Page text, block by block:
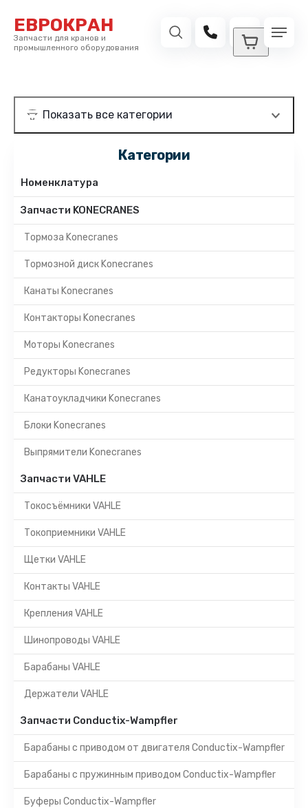
ЕВРОКРАН
Запчасти для кранов и
промышленного оборудования
Категории
Номенклатура
Запчасти KONECRANES
Тормоза Konecranes
Тормозной диск Konecranes
Канаты Konecranes
Контакторы Konecranes
Моторы Konecranes
Редукторы Konecranes
Канатоукладчики Konecranes
Блоки Konecranes
Выпрямители Konecranes
Запчасти VAHLE
Токосъёмники VAHLE
Токоприемники VAHLE
Щетки VAHLE
Контакты VAHLE
Крепления VAHLE
Шинопроводы VAHLE
Барабаны VAHLE
Держатели VAHLE
Запчасти Conductix-Wampfler
Барабаны с приводом от двигателя Conductix-Wampfler
Барабаны с пружинным приводом Conductix-Wampfler
Буферы Conductix-Wampfler